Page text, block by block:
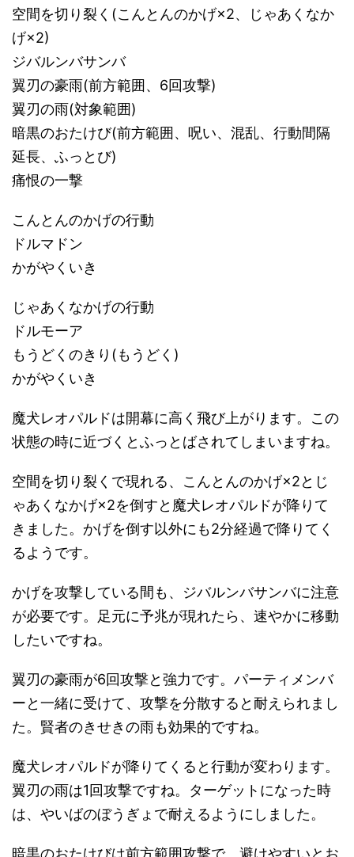
空間を切り裂く(こんとんのかげ×2、じゃあくなか
げ×2)
ジバルンバサンバ
翼刃の豪雨(前方範囲、6回攻撃)
翼刃の雨(対象範囲)
暗黒のおたけび(前方範囲、呪い、混乱、行動間隔
延長、ふっとび)
痛恨の一撃
こんとんのかげの行動
ドルマドン
かがやくいき
じゃあくなかげの行動
ドルモーア
もうどくのきり(もうどく)
かがやくいき
魔犬レオパルドは開幕に高く飛び上がります。この
状態の時に近づくとふっとばされてしまいますね。
空間を切り裂くで現れる、こんとんのかげ×2とじ
ゃあくなかげ×2を倒すと魔犬レオパルドが降りて
きました。かげを倒す以外にも2分経過で降りてく
るようです。
かげを攻撃している間も、ジバルンバサンバに注意
が必要です。足元に予兆が現れたら、速やかに移動
したいですね。
翼刃の豪雨が6回攻撃と強力です。パーティメンバ
ーと一緒に受けて、攻撃を分散すると耐えられまし
た。賢者のきせきの雨も効果的ですね。
魔犬レオパルドが降りてくると行動が変わります。
翼刃の雨は1回攻撃ですね。ターゲットになった時
は、やいばのぼうぎょで耐えるようにしました。
暗黒のおたけびは前方範囲攻撃で、避けやすいとお